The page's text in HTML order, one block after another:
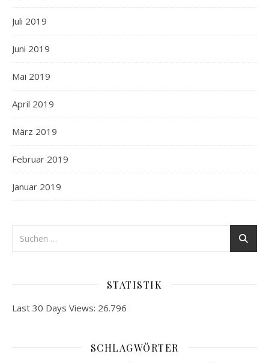
Juli 2019
Juni 2019
Mai 2019
April 2019
März 2019
Februar 2019
Januar 2019
STATISTIK
Last 30 Days Views: 26.796
SCHLAGWÖRTER